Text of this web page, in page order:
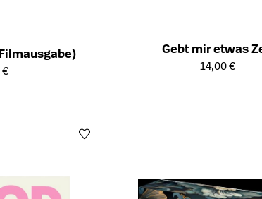
€
Gebt mir etwas
Öffnet die Detailseite des
14,00 €